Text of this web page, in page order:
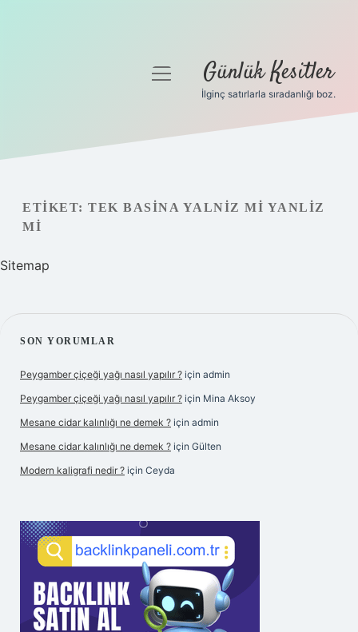
Hakkımızda
menüyü
Günlük Kesitler
İlginç satırlarla sıradanlığı boz.
ETIKET: TEK BASINA YALNIZ MI YANLIZ
MI
Sitemap
SIDEBAR
SON YORUMLAR
Peygamber çiçeği yağı nasıl yapılır ? için admin
Peygamber çiçeği yağı nasıl yapılır ? için Mina Aksoy
Mesane cidar kalınlığı ne demek ? için admin
Mesane cidar kalınlığı ne demek ? için Gülten
Modern kaligrafi nedir ? için Ceyda